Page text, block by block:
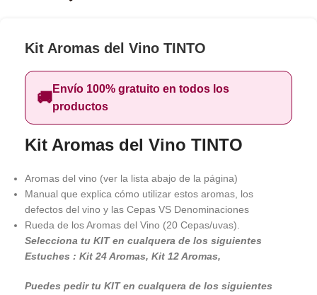
Kit Aromas del Vino TINTO
🚚Envío 100% gratuito en todos los
productos
Kit Aromas del Vino TINTO
Aromas del vino (ver la lista abajo de la página)
Manual que explica cómo utilizar estos aromas, los
defectos del vino y las Cepas VS Denominaciones
Rueda de los Aromas del Vino (20 Cepas/uvas).
Selecciona tu KIT en cualquera de los siguientes
Estuches : Kit 24 Aromas, Kit 12 Aromas,
Puedes pedir tu KIT en cualquera de los siguientes